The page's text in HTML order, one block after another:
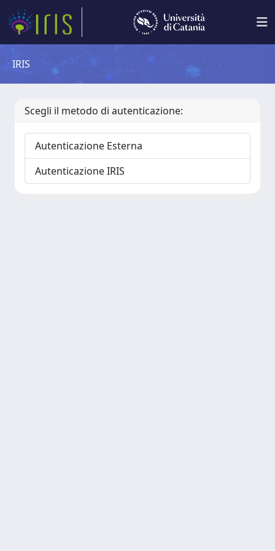
IRIS
Scegli il metodo di autenticazione:
Autenticazione Esterna
Autenticazione IRIS